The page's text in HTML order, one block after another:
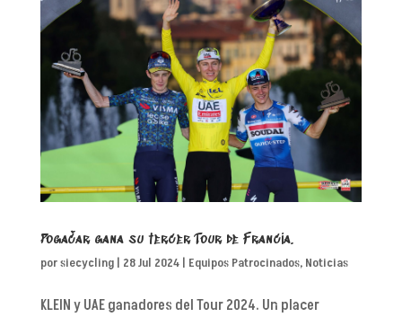
Pogačar gana su tercer Tour de Francia.
porsiecycling| 28 Jul 2024| Equipos Patrocinados, Noticias
KLEIN y UAE ganadores del Tour 2024. Un placer